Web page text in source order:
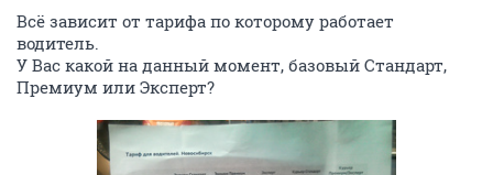
Всё зависит от тарифа по которому работает
водитель.
У Вас какой на данный момент, базовый Стандарт,
Премиум или Эксперт?